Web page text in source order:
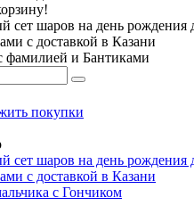
фамилией и Бантиками
покупки
с Гончиком